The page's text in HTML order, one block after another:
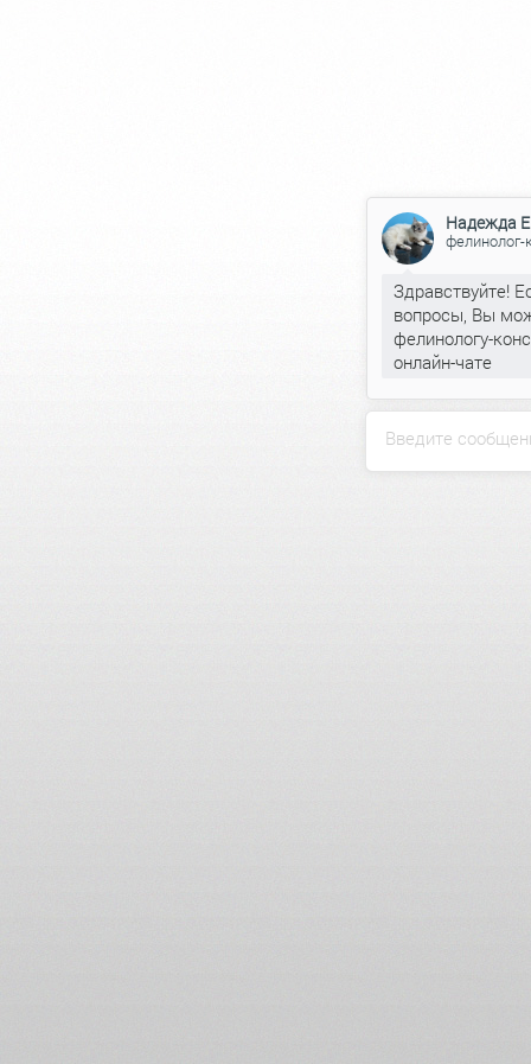
Введите
Надежда
фелинолог-
Здравствуйте!
вопросы, Вы
фелинологу-
онлайн-чате